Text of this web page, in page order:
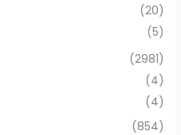
(20)
(5)
(2981)
(4)
(4)
(854)